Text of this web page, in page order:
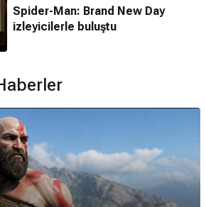
Spider-Man: Brand New Day
izleyicilerle buluştu